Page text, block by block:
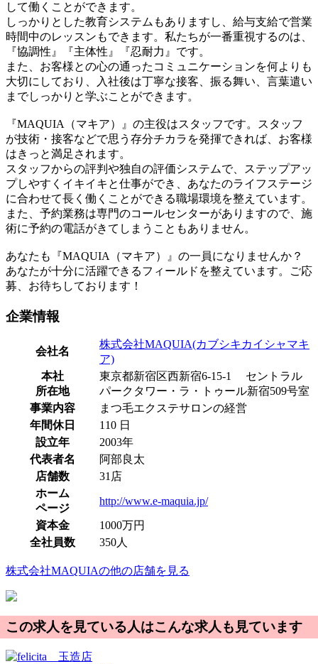
して働くことができます。
しっかりとした教育システムもありますし、給与支給で営業
時間中のレッスンもできます。私たちが一番重視するのは、
『協調性』『主体性』『忍耐力』です。
また、お客様との心の通ったコミュニケーションを何よりも
大切にしており、入社後は丁寧な接客、振る舞い、言葉遣い
までしっかりと学ぶことができます。
『MAQUIA（マキア）』の主役はスタッフです。スタッフ
が技術・接客などで思う存分チカラを発揮できれば、お客様
はきっと満足されます。
スタッフからの評判や独自の評価システムで、ステップアッ
プしやすくイキイキと仕事ができ、あなたのライフステージ
に合わせて長く働くことができる職場環境を整えています。
また、予約業務は専門のコールセンターがありますので、施
術に予約の電話がきてしまうこともありません。
あなたも『MAQUIA（マキア）』の一員になりませんか？
あなたが十分に活躍できるフィールドを整えています。ご応
募、お待ちしております！
企業情報
会社名
株式会社MAQUIA(カブシキカイシャマキ
ア)
本社
所在地
東京都新宿区西新宿6-15-1 セントラル
パークタワー・ラ・トゥール新宿509号室
事業内容
まつ毛エクステサロンの経営
年間休日
110 日
設立年
2003年
代表者名
阿部良太
店舗数
31店
ホーム
ページ
http://www.e-maquia.jp/
資本金
1000万円
全社員数
350人
株式会社MAQUIAの他の店舗を見る
この求人を見ている人はこんな求人も見ています